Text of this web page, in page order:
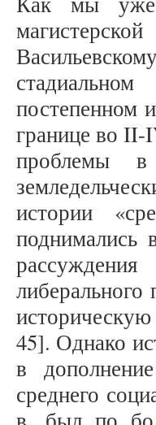
постепенном
границе во
проблемы
истории
либерального
45]. Однако
в
среднего